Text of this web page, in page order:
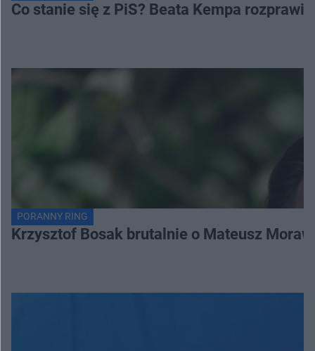
Co stanie się z PiS? Beata Kempa
PORANNY RING
Krzysztof Bosak brutalnie o Mateusz